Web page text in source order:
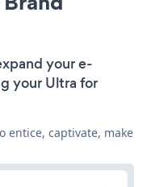
your e-
your Ultra for
entice, captivate, make